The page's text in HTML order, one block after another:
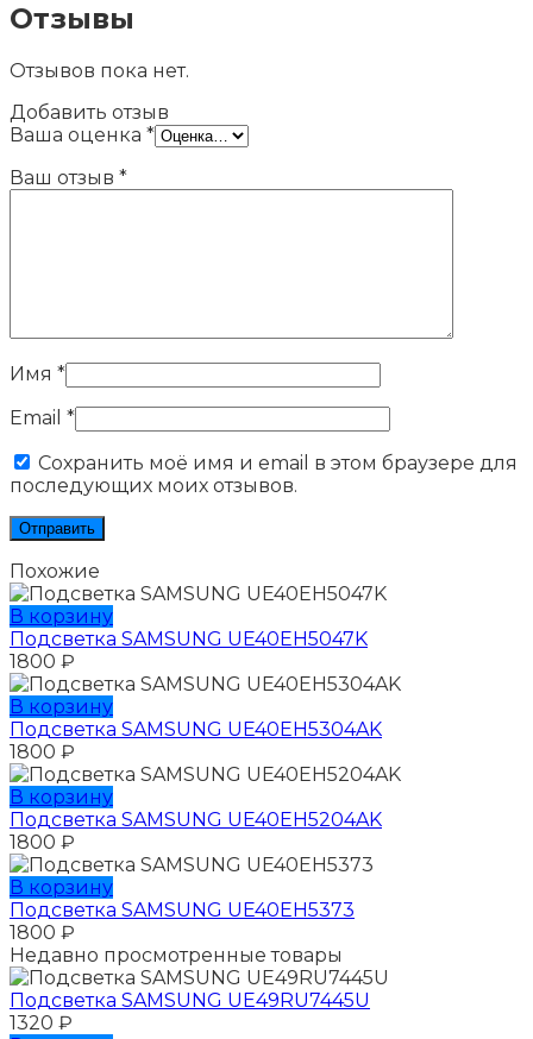
Отзывы
Отзывов пока нет.
Добавить отзыв
Ваша оценка *
Ваш отзыв *
Имя *
Email *
Сохранить моё имя и email в этом браузере для
последующих моих отзывов.
Похожие
В корзину
Подсветка SAMSUNG UE40EH5047K
1800 ₽
В корзину
Подсветка SAMSUNG UE40EH5304AK
1800 ₽
В корзину
Подсветка SAMSUNG UE40EH5204AK
1800 ₽
В корзину
Подсветка SAMSUNG UE40EH5373
1800 ₽
Недавно просмотренные товары
Подсветка SAMSUNG UЕ49RU7445U
1320 ₽